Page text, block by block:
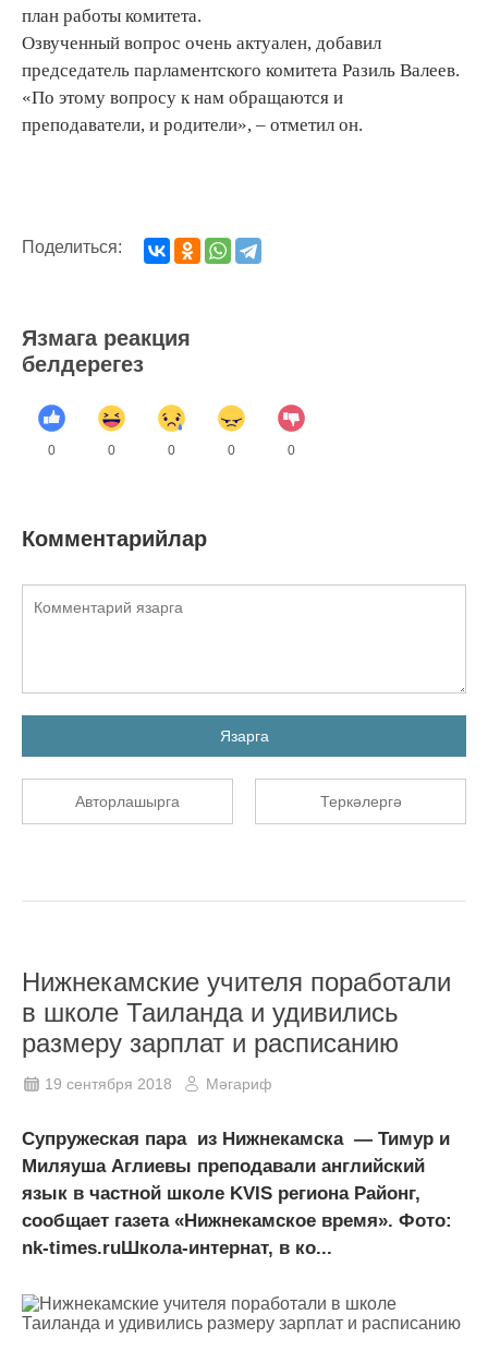
план работы комитета.
Озвученный вопрос очень актуален, добавил
председатель парламентского комитета Разиль Валеев.
«По этому вопросу к нам обращаются и
преподаватели, и родители», – отметил он.
Поделиться:
Язмага реакция
белдерегез
0 0 0 0 0
Комментарийлар
Язарга
Авторлашырга Теркәлергә
Нижнекамские учителя поработали
в школе Таиланда и удивились
размеру зарплат и расписанию
19 сентября 2018 Мәгариф
Супружеская пара из Нижнекамска — Тимур и
Миляуша Аглиевы преподавали английский
язык в частной школе KVIS региона Районг,
сообщает газета «Нижнекамское время». Фото:
nk-times.ruШкола-интернат, в ко...